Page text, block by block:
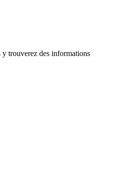
trouverez des informations